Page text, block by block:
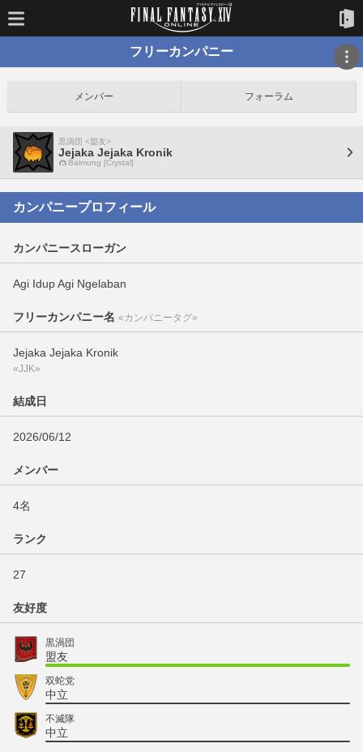
フリーカンパニー
メンバー フォーラム
黒渦団 <盟友>
Jejaka Jejaka Kronik
Balmung [Crystal]
カンパニープロフィール
カンパニースローガン
Agi Idup Agi Ngelaban
フリーカンパニー名 «カンパニータグ»
Jejaka Jejaka Kronik
«JJK»
結成日
2026/06/12
メンバー
4名
ランク
27
友好度
黒渦団
盟友
双蛇党
中立
不滅隊
中立